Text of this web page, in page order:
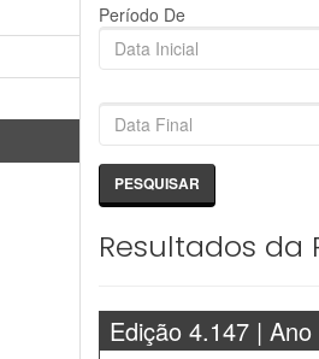
Período De
Resultados da
Edição 4.147 | Ano